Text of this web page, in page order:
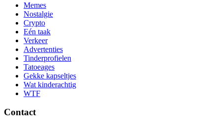
Memes
Nostalgie
Crypto
Eén taak
Verkeer
Advertenties
Tinderprofielen
Tatoeages
Gekke kapseltjes
Wat kinderachtig
WTF
Contact